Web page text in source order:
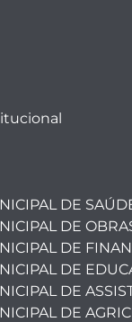
DE
DE
DE
DE
DE
DE